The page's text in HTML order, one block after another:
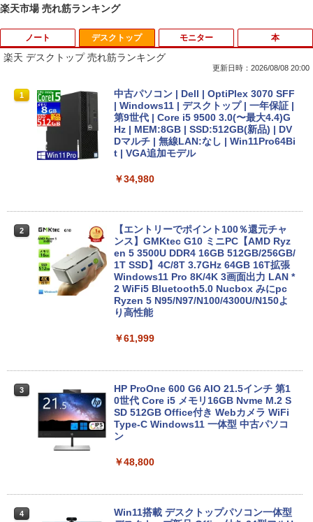
楽天市場 売れ筋ランキング
ノート
1
【★最大100%ポイント】【新生活応援・
2026】【Office 2019 H&B】富士通 MU
937/Celeron 3865U/メモリ:4GB/8GB/S
SD:128GB/256GB/512GB/1TB/13.3型/
フルHD/wifi/HDMI/USB3.0/中古 ノート
パソコン/モバイルPC/Windows11
￥9,999
2
LTE対応 中古美品 / タッチ 10.5インチ M
icrosoft Surface GO2 Model.1927 フル
HD対応WUXGA/ 第8世代CoreM3-8100
Y/ 8GB/ 爆速NVMe 128GB-SSD/ カメラ/
Wi-Fi6/ Office付きWindows11/ Win11
中古ノートパソコン 中古パソコン 中古P
C タブレット 税込送料無料 即日発送
ン】 【3年保証】東芝 TOSHIBA DYNAB
OOK DYNABOOK B65/DN SSD256GB
メモリ8GB Core i5 Windows 11 Pro 中
古 アウトレット 返品 送料無料 中古ノー
トパソコン 中古パソコン ノートパソコン
デスクトップ
楽天 デスクトップ 売れ筋ランキング
更新日時：2026/08/08 20:00
1
中古パソコン | Dell | OptiPlex 3070 SFF
| Windows11 | デスクトップ | 一年保証 |
第9世代 | Core i5 9500 3.0(〜最大4.4)G
Hz | MEM:8GB | SSD:512GB(新品) | DV
Dマルチ | 無線LAN:なし | Win11Pro64Bi
t | VGA追加モデル
￥34,980
2
【エントリーでポイント100％還元チャ
ンス】GMKtec G10 ミニPC【AMD Ryz
en 5 3500U DDR4 16GB 512GB/256GB/
1T SSD】4C/8T 3.7GHz 64GB 16T拡張
Windows11 Pro 8K/4K 3画面出力 LAN *
2 WiFi5 Bluetooth5.0 Nucbox みにpc
Ryzen 5 N95/N97/N100/4300U/N150よ
り高性能
￥61,999
3
HP ProOne 600 G6 AIO 21.5インチ 第1
0世代 Core i5 メモリ16GB Nvme M.2 S
SD 512GB Office付き Webカメラ WiFi
Type-C Windows11 一体型 中古パソコ
ン
￥48,800
4
Win11搭載 デスクトップパソコン一体型
モニター 本